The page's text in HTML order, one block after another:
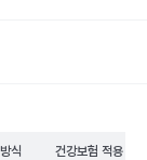
식 건강보험 적용